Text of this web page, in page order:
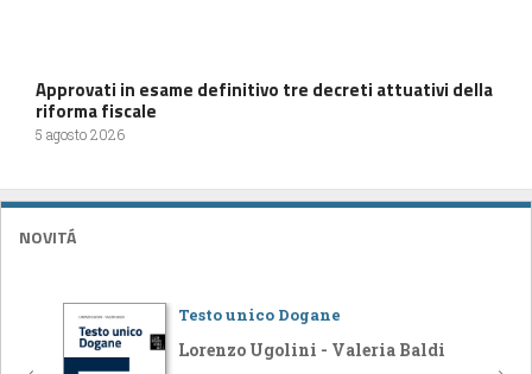
Approvati in esame definitivo tre decreti attuativi della
riforma fiscale
5 agosto 2026
NOVITÁ
Testo unico Dogane
Lorenzo Ugolini - Valeria Baldi